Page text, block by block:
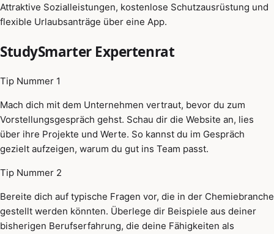
Attraktive Sozialleistungen, kostenlose Schutzausrüstung und
flexible Urlaubsanträge über eine App.
StudySmarter Expertenrat
Tip Nummer 1
Mach dich mit dem Unternehmen vertraut, bevor du zum
Vorstellungsgespräch gehst. Schau dir die Website an, lies
über ihre Projekte und Werte. So kannst du im Gespräch
gezielt aufzeigen, warum du gut ins Team passt.
Tip Nummer 2
Bereite dich auf typische Fragen vor, die in der Chemiebranche
gestellt werden könnten. Überlege dir Beispiele aus deiner
bisherigen Berufserfahrung, die deine Fähigkeiten als